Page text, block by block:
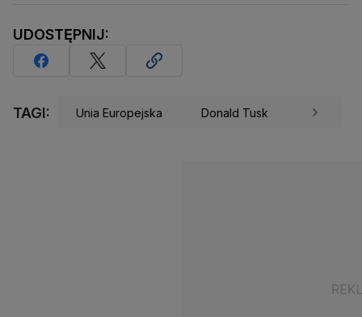
UDOSTĘPNIJ:
TAGI: Unia Europejska Donald Tusk